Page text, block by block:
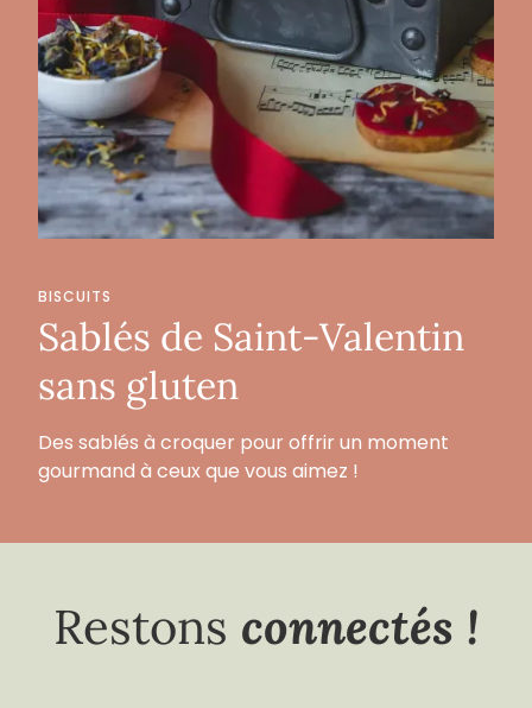
BISCUITS
Sablés de Saint-Valentin
sans gluten
Des sablés à croquer pour offrir un moment
gourmand à ceux que vous aimez !
Restons connectés !